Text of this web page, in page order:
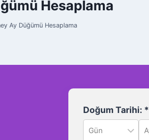
Hesaplama
Ay Düğümü Hesaplama
Doğum Tarihi: *